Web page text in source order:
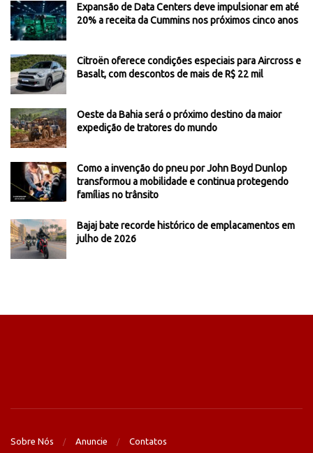
Expansão de Data Centers deve impulsionar em até
20% a receita da Cummins nos próximos cinco anos
Citroën oferece condições especiais para Aircross e
Basalt, com descontos de mais de R$ 22 mil
Oeste da Bahia será o próximo destino da maior
expedição de tratores do mundo
Como a invenção do pneu por John Boyd Dunlop
transformou a mobilidade e continua protegendo
famílias no trânsito
Bajaj bate recorde histórico de emplacamentos em
julho de 2026
Sobre Nós Anuncie Contatos